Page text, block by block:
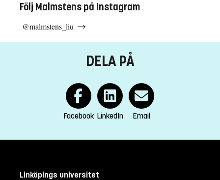
Följ Malmstens på Instagram
@malmstens_liu
DELA PÅ
Facebook LinkedIn Email
Linköpings universitet